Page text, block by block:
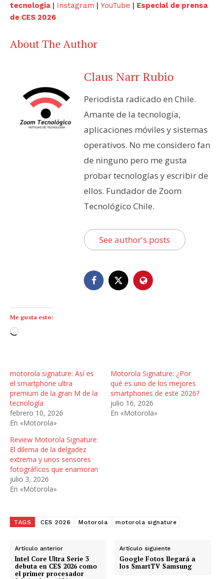
tecnología | Instagram | YouTube | Especial de prensa
de CES 2026
About The Author
Claus Narr Rubio
Periodista radicado en Chile.
Amante de la tecnología,
aplicaciones móviles y sistemas
operativos. No me considero fan
de ninguno pero me gusta
probar tecnologías y escribir de
ellos. Fundador de Zoom
Tecnológico Chile.
See author's posts
Me gusta esto:
C
n
d
o
.
.
motorola signature: Así es
el smartphone ultra
premium de la gran M de la
tecnología
febrero 10, 2026
En «Motorola»
Motorola Signature: ¿Por
qué es uno de los mejores
smartphones de este 2026?
julio 16, 2026
En «Motorola»
Review Motorola Signature:
El dilema de la delgadez
extrema y unos sensores
fotográficos que enamoran
julio 3, 2026
En «Motorola»
TAGS CES 2026 Motorola motorola signature
Artículo anterior
Intel Core Ultra Serie 3
debuta en CES 2026 como
el primer procesador
Artículo siguiente
Google Fotos llegará a
los SmartTV Samsung